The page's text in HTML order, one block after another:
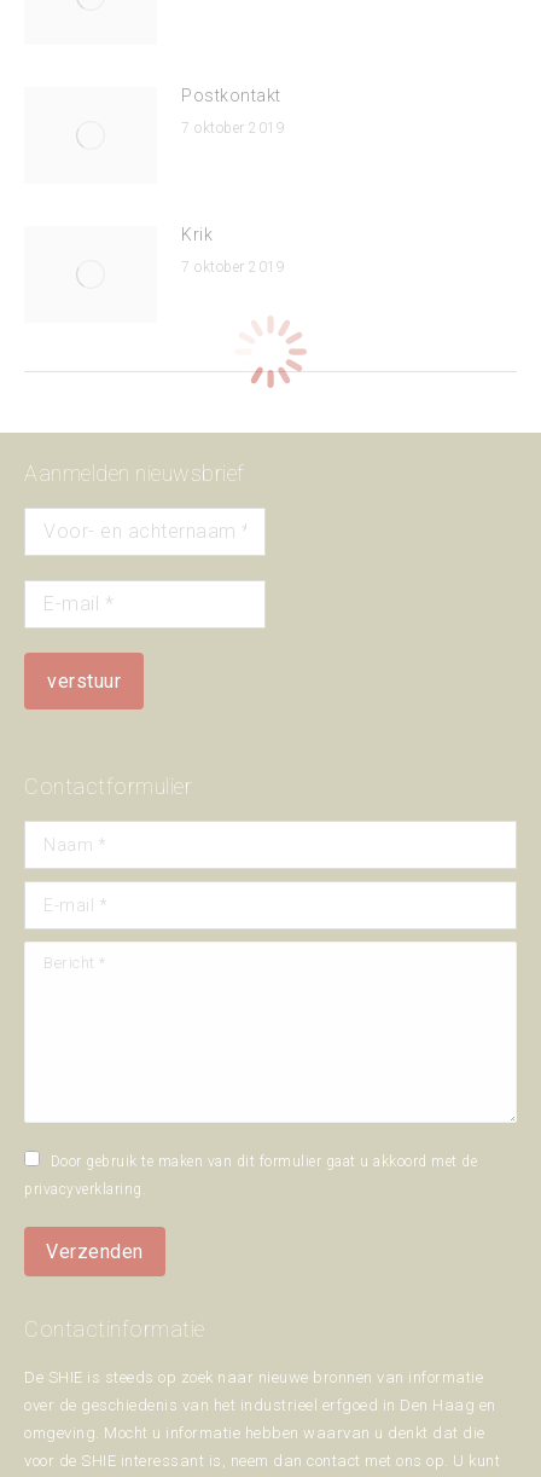
Postkontakt
7 oktober 2019
Krik
7 oktober 2019
Aanmelden nieuwsbrief
Contactformulier
Naam *
E-mail *
Bericht *
Door gebruik te maken van dit formulier gaat u akkoord met de
privacyverklaring .
Verzenden
Contactinformatie
De SHIE is steeds op zoek naar nieuwe bronnen van informatie
over de geschiedenis van het industrieel erfgoed in Den Haag en
omgeving. Mocht u informatie hebben waarvan u denkt dat die
voor de SHIE interessant is, neem dan contact met ons op. U kunt